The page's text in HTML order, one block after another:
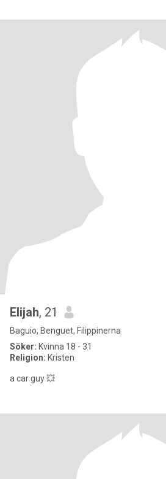
Elijah, 21
Baguio, Benguet, Filippinerna
Söker: Kvinna 18 - 31
Religion: Kristen
a car guy 💥